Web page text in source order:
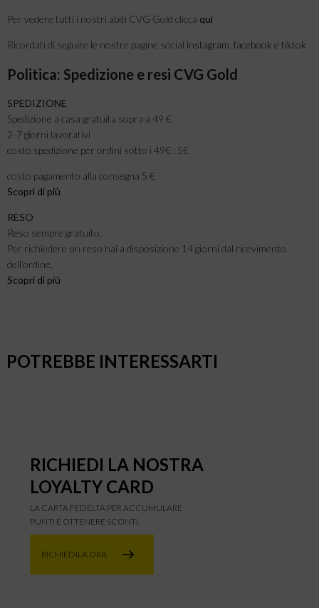
Per vedere tutti i nostri abiti CVG Gold clicca qui
Ricordati di seguire le nostre pagine social instagram facebook e tiktok
Politica: Spedizione e resi CVG Gold
SPEDIZIONE
Spedizione a casa gratuita sopra a 49 €
2-7 giorni lavorativi
costo spedizione per ordini sotto i 49€ : 5€
costo pagamento alla consegna 5 €
Scopri di più
RESO
Reso sempre gratuito.
Per richiedere un reso hai a disposizione 14 giorni dal ricevimento
dell’ordine.
Scopri di più
POTREBBE INTERESSARTI
RICHIEDI LA NOSTRA
LOYALTY CARD
LA CARTA FEDELTÀ PER ACCUMULARE
PUNTI E OTTENERE SCONTI.
RICHIEDILA ORA